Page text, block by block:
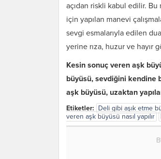
açıdan riskli kabul edilir. Bu
için yapılan manevi
sevgi esmalarıyla edilen
yerine rıza, huzur ve hayır
Kesin sonuç veren aşk
büyüsü, sevdiğini kendine
aşk büyüsü, uzaktan
Etiketler: Deli gibi aşık etme
veren aşk büyüsü nasıl yapılır